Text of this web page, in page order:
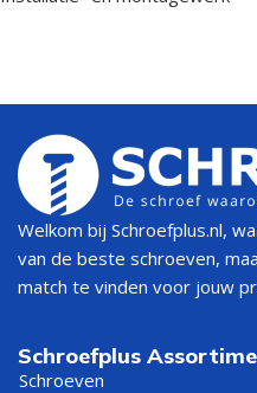
Welkom bij Schroefplus.nl,
van de beste schroeven,
match te vinden voor jouw
Schroefplus
Schroeven